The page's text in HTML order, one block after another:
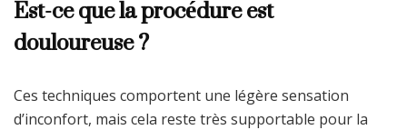
douloureuse ?
Ces techniques comportent une légère sensation
d’inconfort, mais cela reste très supportable pour la